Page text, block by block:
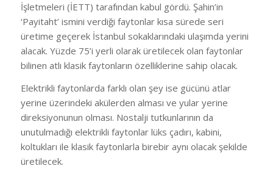
İşletmeleri (İETT) tarafından kabul gördü. Şahin’in
‘Payitaht’ ismini verdiği faytonlar kısa sürede seri
üretime geçerek İstanbul sokaklarındaki ulaşımda yerini
alacak. Yüzde 75’i yerli olarak üretilecek olan faytonlar
bilinen atlı klasik faytonların özelliklerine sahip olacak.
Elektrikli faytonlarda farklı olan şey ise gücünü atlar
yerine üzerindeki akülerden alması ve yular yerine
direksiyonunun olması. Nostalji tutkunlarının da
unutulmadığı elektrikli faytonlar lüks çadırı, kabini,
koltukları ile klasik faytonlarla birebir aynı olacak şekilde
üretilecek.